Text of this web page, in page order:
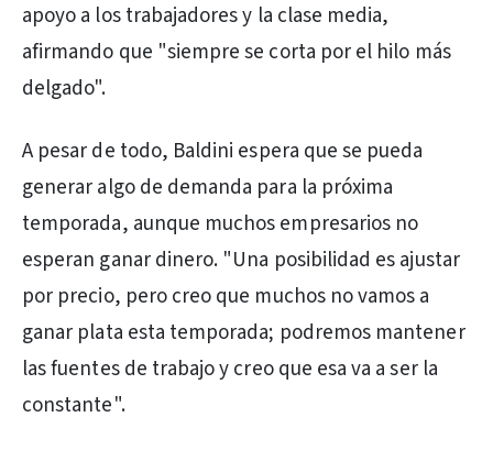
apoyo a los trabajadores y la clase media,
afirmando que "siempre se corta por el hilo más
delgado".
A pesar de todo, Baldini espera que se pueda
generar algo de demanda para la próxima
temporada, aunque muchos empresarios no
esperan ganar dinero. "Una posibilidad es ajustar
por precio, pero creo que muchos no vamos a
ganar plata esta temporada; podremos mantener
las fuentes de trabajo y creo que esa va a ser la
constante".